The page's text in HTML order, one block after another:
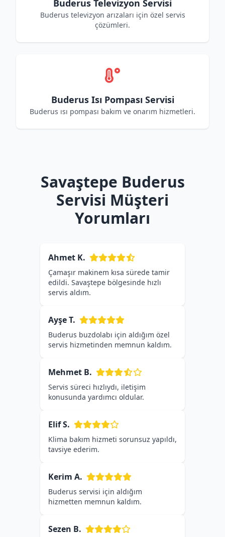
Buderus Televizyon Servisi
Buderus televizyon arızaları için özel servis
çözümleri.
Buderus Isı Pompası Servisi
Buderus ısı pompası bakım ve onarım hizmetleri.
Savaştepe Buderus
Servisi Müşteri
Yorumları
Ahmet K.
Çamaşır makinem kısa sürede tamir
edildi. Savaştepe bölgesinde hızlı
servis aldım.
Ayşe T.
Buderus buzdolabı için aldığım özel
servis hizmetinden memnun kaldım.
Mehmet B.
Servis süreci hızlıydı, iletişim
konusunda yardımcı oldular.
Elif S.
Klima bakım hizmeti sorunsuz yapıldı,
tavsiye ederim.
Kerim A.
Buderus servisi için aldığım
hizmetten memnun kaldım.
Sezen B.